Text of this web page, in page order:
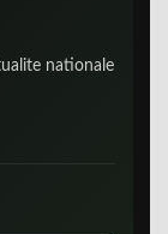
nationale